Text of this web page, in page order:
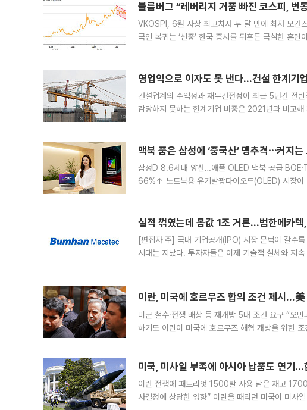
블룸버그 “레버리지 거품 빠진 코스피, 변
VKOSPI, 6월 사상 최고치서 두 달 만에 최저 모건
국인 복귀는 ‘신중’ 한국 증시를 뒤흔든 극심한 혼
영업익으로 이자도 못 낸다…건설 한계
건설업계의 수익성과 재무건전성이 최근 5년간 전
감당하지 못하는 한계기업 비중은 2021년과 비교
맥북 품은 삼성에 ‘중국산’ 맹추격⋯커지
삼성D 8.6세대 양산…애플 OLED 맥북 공급
66%↑ 노트북용 유기발광다이오드(OLED) 시장이
실적 꺾였는데 몸값 1조 거론…범한메카
[편집자 주] 국내 기업공개(IPO) 시장 문턱이 갈수
시대는 지났다. 투자자들은 이제 기술적 실체와 지
이란, 미국에 호르무즈 합의 조건 제시…
미군 철수·전쟁 배상 등 재개방 5대 조건 요구 “오
하기도 이란이 미국에 호르무즈 해협 개방을 위한
미국, 미사일 부족에 아시아 납품도 연기…
이란 전쟁에 패트리엇 1500발 사용 남은 재고 1700
사결정에 상당한 영향” 이란을 때리던 미국이 미사